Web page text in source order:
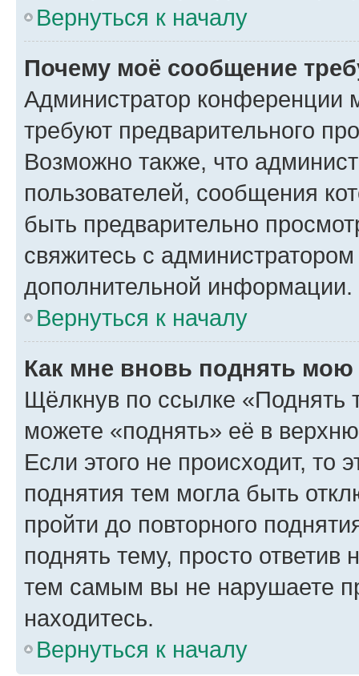
Вернуться к началу
Почему моё сообщение
Администратор конференции
требуют предварительного
Возможно также, что
пользователей, сообщения
быть предварительно
свяжитесь с
дополнительной информации.
Вернуться к началу
Как мне вновь поднять мою
Щёлкнув по ссылке «Поднять
можете «поднять» её в
Если этого не происходит, то
поднятия тем могла быть
пройти до повторного
поднять тему, просто ответив
тем самым вы не нарушаете
находитесь.
Вернуться к началу